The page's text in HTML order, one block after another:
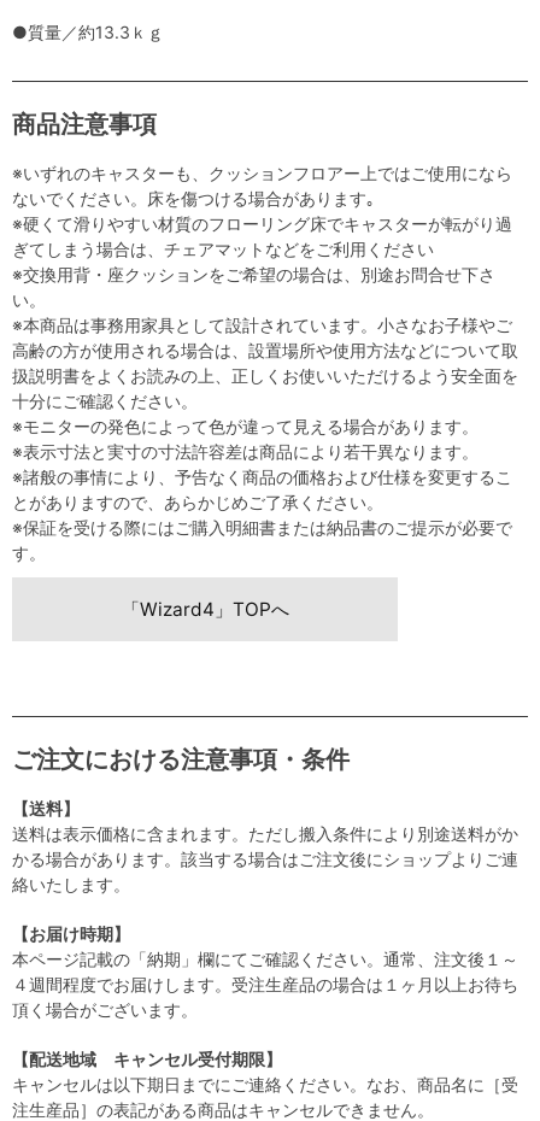
●質量／約13.3ｋｇ
商品注意事項
※いずれのキャスターも、クッションフロアー上ではご使用になら
ないでください。床を傷つける場合があります｡
※硬くて滑りやすい材質のフローリング床でキャスターが転がり過
ぎてしまう場合は、チェアマットなどをご利用ください
※交換用背・座クッションをご希望の場合は、別途お問合せ下さ
い。
※本商品は事務用家具として設計されています。小さなお子様やご
高齢の方が使用される場合は、設置場所や使用方法などについて取
扱説明書をよくお読みの上、正しくお使いいただけるよう安全面を
十分にご確認ください。
※モニターの発色によって色が違って見える場合があります。
※表示寸法と実寸の寸法許容差は商品により若干異なります。
※諸般の事情により、予告なく商品の価格および仕様を変更するこ
とがありますので、あらかじめご了承ください。
※保証を受ける際にはご購入明細書または納品書のご提示が必要で
す。
「Wizard4」TOPへ
ご注文における注意事項・条件
【送料】
送料は表示価格に含まれます。ただし搬入条件により別途送料がか
かる場合があります。該当する場合はご注文後にショップよりご連
絡いたします。
【お届け時期】
本ページ記載の「納期」欄にてご確認ください。通常、注文後１～
４週間程度でお届けします。受注生産品の場合は１ヶ月以上お待ち
頂く場合がございます。
【配送地域 キャンセル受付期限】
キャンセルは以下期日までにご連絡ください。なお、商品名に［受
注生産品］の表記がある商品はキャンセルできません。